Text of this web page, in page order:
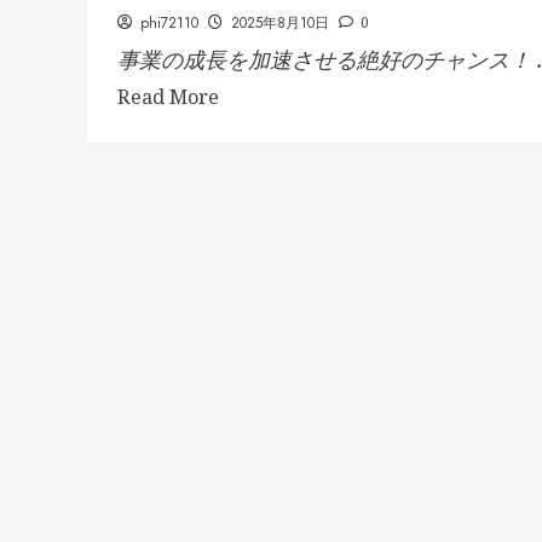
phi72110 2025年8月10日 0
事業の成長を加速させる絶好のチャンス！
Read More